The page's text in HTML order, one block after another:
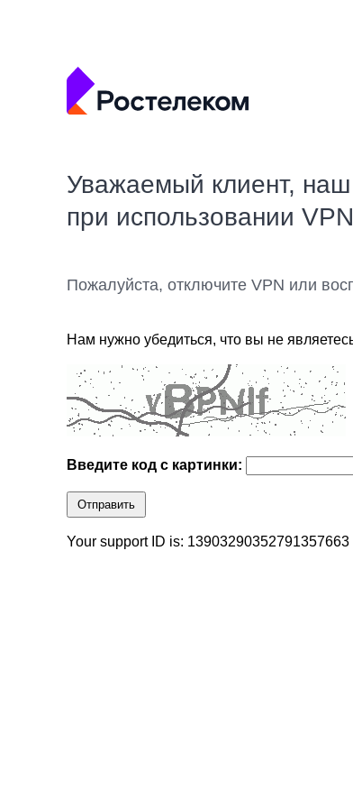
Уважаемый клиент, наш
при использовании
Пожалуйста, отключите VPN или
Нам нужно убедиться, что вы не
Введите код с картинки:
Отправить
Your support ID is: 13903290352791357663